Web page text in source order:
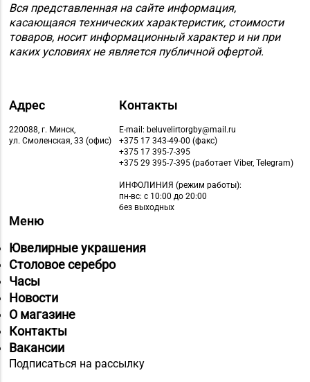
Вся представленная на сайте информация,
касающаяся технических характеристик, стоимости
товаров, носит информационный характер и ни при
каких условиях не является публичной офертой.
Адрес
220088, г. Минск,
ул. Смоленская, 33 (офис)
Контакты
E-mail: beluvelirtorgby@mail.ru
+375 17 343-49-00 (факс)
+375 17 395-7-395
+375 29 395-7-395 (работает Viber, Telegram)
ИНФОЛИНИЯ (режим работы):
пн-вс: с 10:00 до 20:00
без выходных
Меню
Ювелирные украшения
Столовое серебро
Часы
Новости
О магазине
Контакты
Вакансии
Подписаться на рассылку